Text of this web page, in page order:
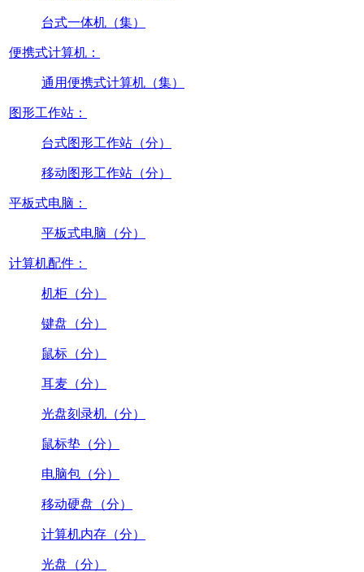
台式一体机（集）
便携式计算机：
通用便携式计算机（集）
图形工作站：
台式图形工作站（分）
移动图形工作站（分）
平板式电脑：
平板式电脑（分）
计算机配件：
机柜（分）
键盘（分）
鼠标（分）
耳麦（分）
光盘刻录机（分）
鼠标垫（分）
电脑包（分）
移动硬盘（分）
计算机内存（分）
光盘（分）